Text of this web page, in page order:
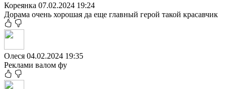
Кореянка 07.02.2024 19:24
Дорама очень хорошая да еще главный герой такой красавчик
Олеся 04.02.2024 19:35
Реклами валом фу